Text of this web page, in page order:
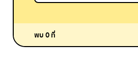
พบ 0 ที่